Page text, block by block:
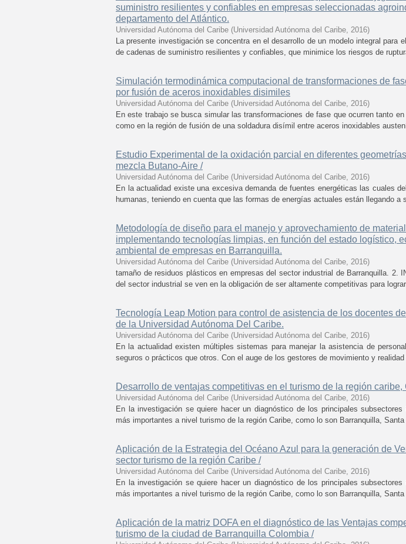
suministro resilientes y confiables en empresas seleccionadas
departamento del Atlántico.
Universidad Autónoma del Caribe (Universidad Autónoma del Caribe, 2016)
La presente investigación se concentra en el desarrollo de un modelo integral para
de cadenas de suministro resilientes y confiables, que minimice los riesgos de
Simulación termodinámica computacional de transformaciones de
por fusión de aceros inoxidables disimiles
Universidad Autónoma del Caribe (Universidad Autónoma del Caribe, 2016)
En este trabajo se busca simular las transformaciones de fase que ocurren tanto
como en la región de fusión de una soldadura disímil entre aceros inoxidables
Estudio Experimental de la oxidación parcial en diferentes
mezcla Butano-Aire /
Universidad Autónoma del Caribe (Universidad Autónoma del Caribe, 2016)
En la actualidad existe una excesiva demanda de fuentes energéticas las cuales
humanas, teniendo en cuenta que las formas de energías actuales están llegando
Metodología de diseño para el manejo y aprovechamiento de
implementando tecnologías limpias, en función del estado logístico,
ambiental de empresas en Barranquilla.
Universidad Autónoma del Caribe (Universidad Autónoma del Caribe, 2016)
tamaño de residuos plásticos en empresas del sector industrial de Barranquilla. 2.
del sector industrial se ven en la obligación de ser altamente competitivas para
Tecnología Leap Motion para control de asistencia de los docentes
de la Universidad Autónoma Del Caribe.
Universidad Autónoma del Caribe (Universidad Autónoma del Caribe, 2016)
En la actualidad existen múltiples sistemas para manejar la asistencia de
seguros o prácticos que otros. Con el auge de los gestores de movimiento y
Desarrollo de ventajas competitivas en el turismo de la región caribe,
Universidad Autónoma del Caribe (Universidad Autónoma del Caribe, 2016)
En la investigación se quiere hacer un diagnóstico de los principales
más importantes a nivel turismo de la región Caribe, como lo son Barranquilla,
Aplicación de la Estrategia del Océano Azul para la generación de
sector turismo de la región Caribe /
Universidad Autónoma del Caribe (Universidad Autónoma del Caribe, 2016)
En la investigación se quiere hacer un diagnóstico de los principales
más importantes a nivel turismo de la región Caribe, como lo son Barranquilla,
Aplicación de la matriz DOFA en el diagnóstico de las Ventajas
turismo de la ciudad de Barranquilla Colombia /